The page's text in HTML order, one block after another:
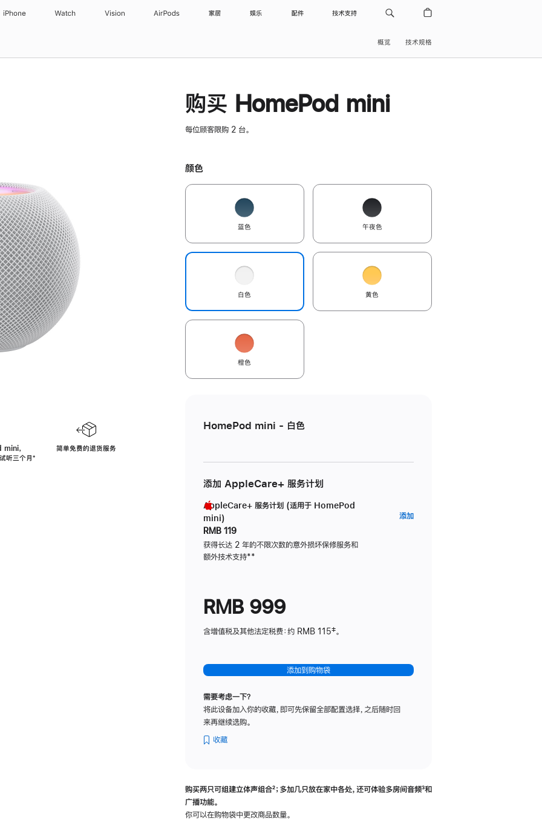
iPhone Watch Vision AirPods 家居 娱乐 配件 技术支持
概览 技术规格
，
听三个月脚
⁺
简单免费的退货服务
购买 HomePod mini
每位顾客限购 2 台。
颜色
蓝色 午夜色
白色 黄色
橙色
HomePod mini - 白色
添加 AppleCare+ 服务计划
AppleCare+ 服务计划 (适用于 HomePod
mini)
RMB 119
获得长达 2 年的不限次数的意外损坏保修服务和
额外技术支持脚
**
添加AppleCare+
RMB 999
含增值税及其他法定税费：约 RMB 115‡。
添加到购物袋
需要考虑一下？
将此设备加入你的收藏，即可先保留全部配置选择，之后随时回
来再继续选购。
收藏
购买两只可组建立体声组合脚
²；多加几只放在家中各处，还可体验多‍房‍间音频脚
³和
广播功能。
你可以在购物袋中更改商品数量。